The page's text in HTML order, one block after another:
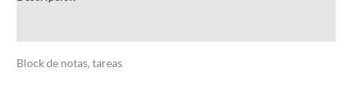
Block de notas, tareas